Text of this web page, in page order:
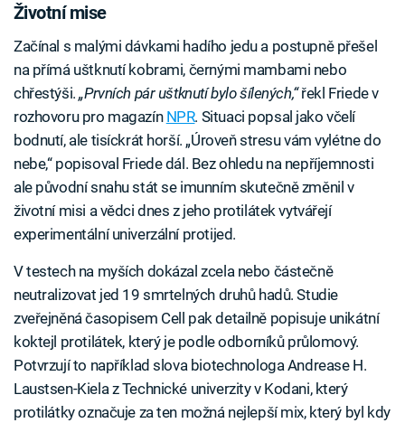
Životní mise
Začínal s malými dávkami hadího jedu a postupně přešel
na přímá uštknutí kobrami, černými mambami nebo
chřestýši.„Prvních pár uštknutí bylo šílených,“řekl Friede v
rozhovoru pro magazín NPR. Situaci popsal jako včelí
bodnutí, ale tisíckrát horší. „Úroveň stresu vám vylétne do
nebe,“ popisoval Friede dál. Bez ohledu na nepříjemnosti
ale původní snahu stát se imunním skutečně změnil v
životní misi a vědci dnes z jeho protilátek vytvářejí
experimentální univerzální protijed.
V testech na myších dokázal zcela nebo částečně
neutralizovat jed 19 smrtelných druhů hadů. Studie
zveřejněná časopisem Cell pak detailně popisuje unikátní
koktejl protilátek, který je podle odborníků průlomový.
Potvrzují to například slova biotechnologa Andrease H.
Laustsen-Kiela z Technické univerzity v Kodani, který
protilátky označuje za ten možná nejlepší mix, který byl kdy